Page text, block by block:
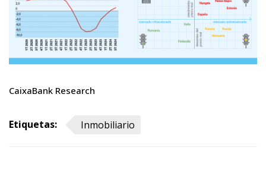
CaixaBank Research
Etiquetas: Inmobiliario